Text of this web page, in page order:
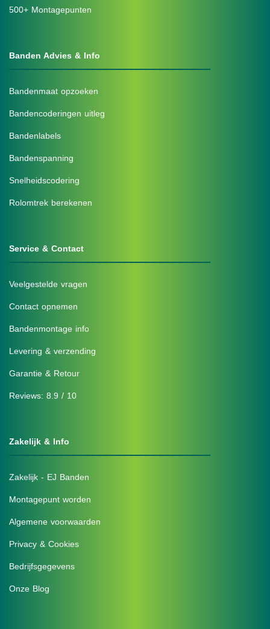
500+ Montagepunten
Banden Advies & Info
Bandenmaat opzoeken
Bandencoderingen uitleg
Bandenlabels
Bandenspanning
Snelheidscodering
Rolomtrek berekenen
Service & Contact
Veelgestelde vragen
Contact opnemen
Bandenmontage info
Levering & verzending
Garantie & Retour
Reviews: 8.9 / 10
Zakelijk & Info
Zakelijk - EJ Banden
Montagepunt worden
Algemene voorwaarden
Privacy & Cookies
Bedrijfsgegevens
Onze Blog